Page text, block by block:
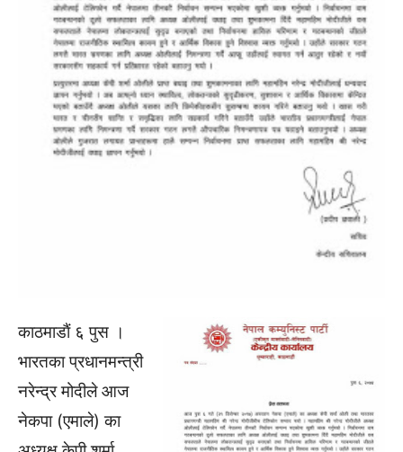
काठमाडाैं ६ पुस ।
भारतका प्रधानमन्त्री
नरेन्द्र मोदीले आज
नेकपा (एमाले) का